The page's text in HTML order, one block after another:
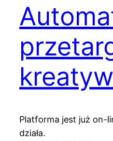
Platforma jest już on-
działa.